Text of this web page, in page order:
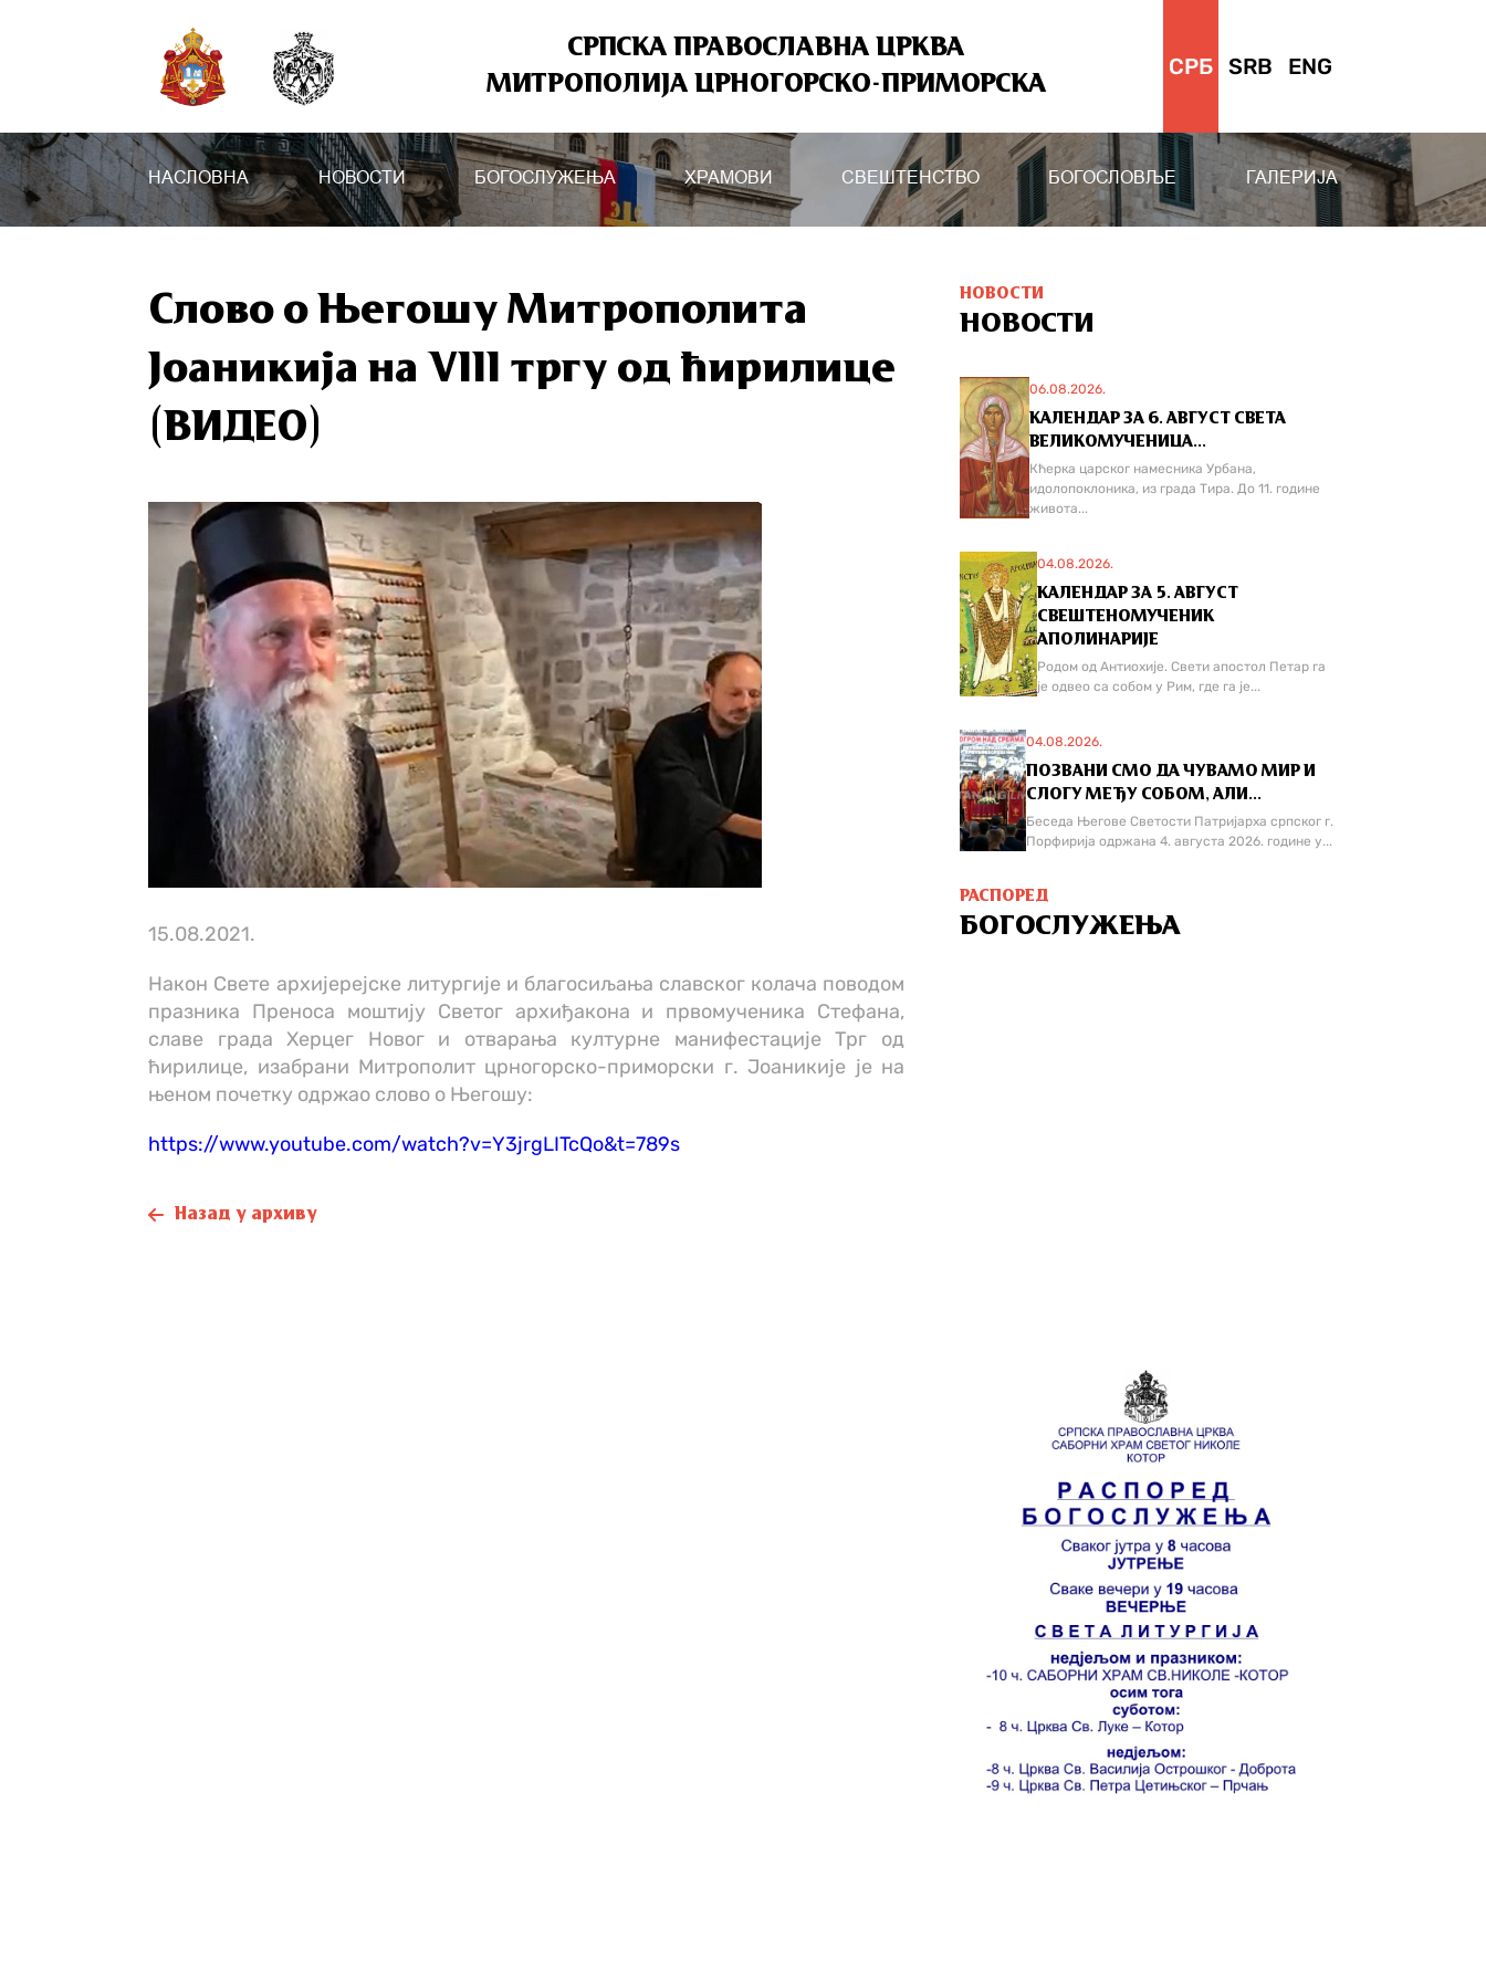
СРПСКА ПРАВОСЛАВНА ЦРКВА
МИТРОПОЛИЈА ЦРНОГОРСКО-ПРИМОРСКА
СРБ SRB ENG
НАСЛОВНА НОВОСТИ БОГОСЛУЖЕЊА ХРАМОВИ СВЕШТЕНСТВО БОГОСЛОВЉЕ ГАЛЕРИЈА
Слово о Његошу Митрополита
Јоаникија на VIII тргу од ћирилице
(ВИДЕО)
15.08.2021.
Након Свете архијерејске литургије и благосиљања славског колача поводом
празника Преноса моштију Светог архиђакона и првомученика Стефана,
славе града Херцег Новог и отварања културне манифестације Трг од
ћирилице, изабрани Митрополит црногорско-приморски г. Јоаникије је на
њеном почетку одржао слово о Његошу:
https://www.youtube.com/watch?v=Y3jrgLITcQo&t=789s
Назад у архиву
НОВОСТИ
НОВОСТИ
06.08.2026.
КАЛЕНДАР ЗА 6. АВГУСТ СВЕТА
ВЕЛИКОМУЧЕНИЦА...
Кћерка царског намесника Урбана,
идолопоклоника, из града Тира. До 11. године
живота...
04.08.2026.
КАЛЕНДАР ЗА 5. АВГУСТ
СВЕШТЕНОМУЧЕНИК
АПОЛИНАРИЈЕ
Родом од Антиохије. Свети апостол Петар га
је одвео са собом у Рим, где га је...
04.08.2026.
ПОЗВАНИ СМО ДА ЧУВАМО МИР И
СЛОГУ МЕЂУ СОБОМ, АЛИ...
Беседа Његове Светости Патријарха српског г.
Порфирија одржана 4. августа 2026. године у...
РАСПОРЕД
БОГОСЛУЖЕЊА